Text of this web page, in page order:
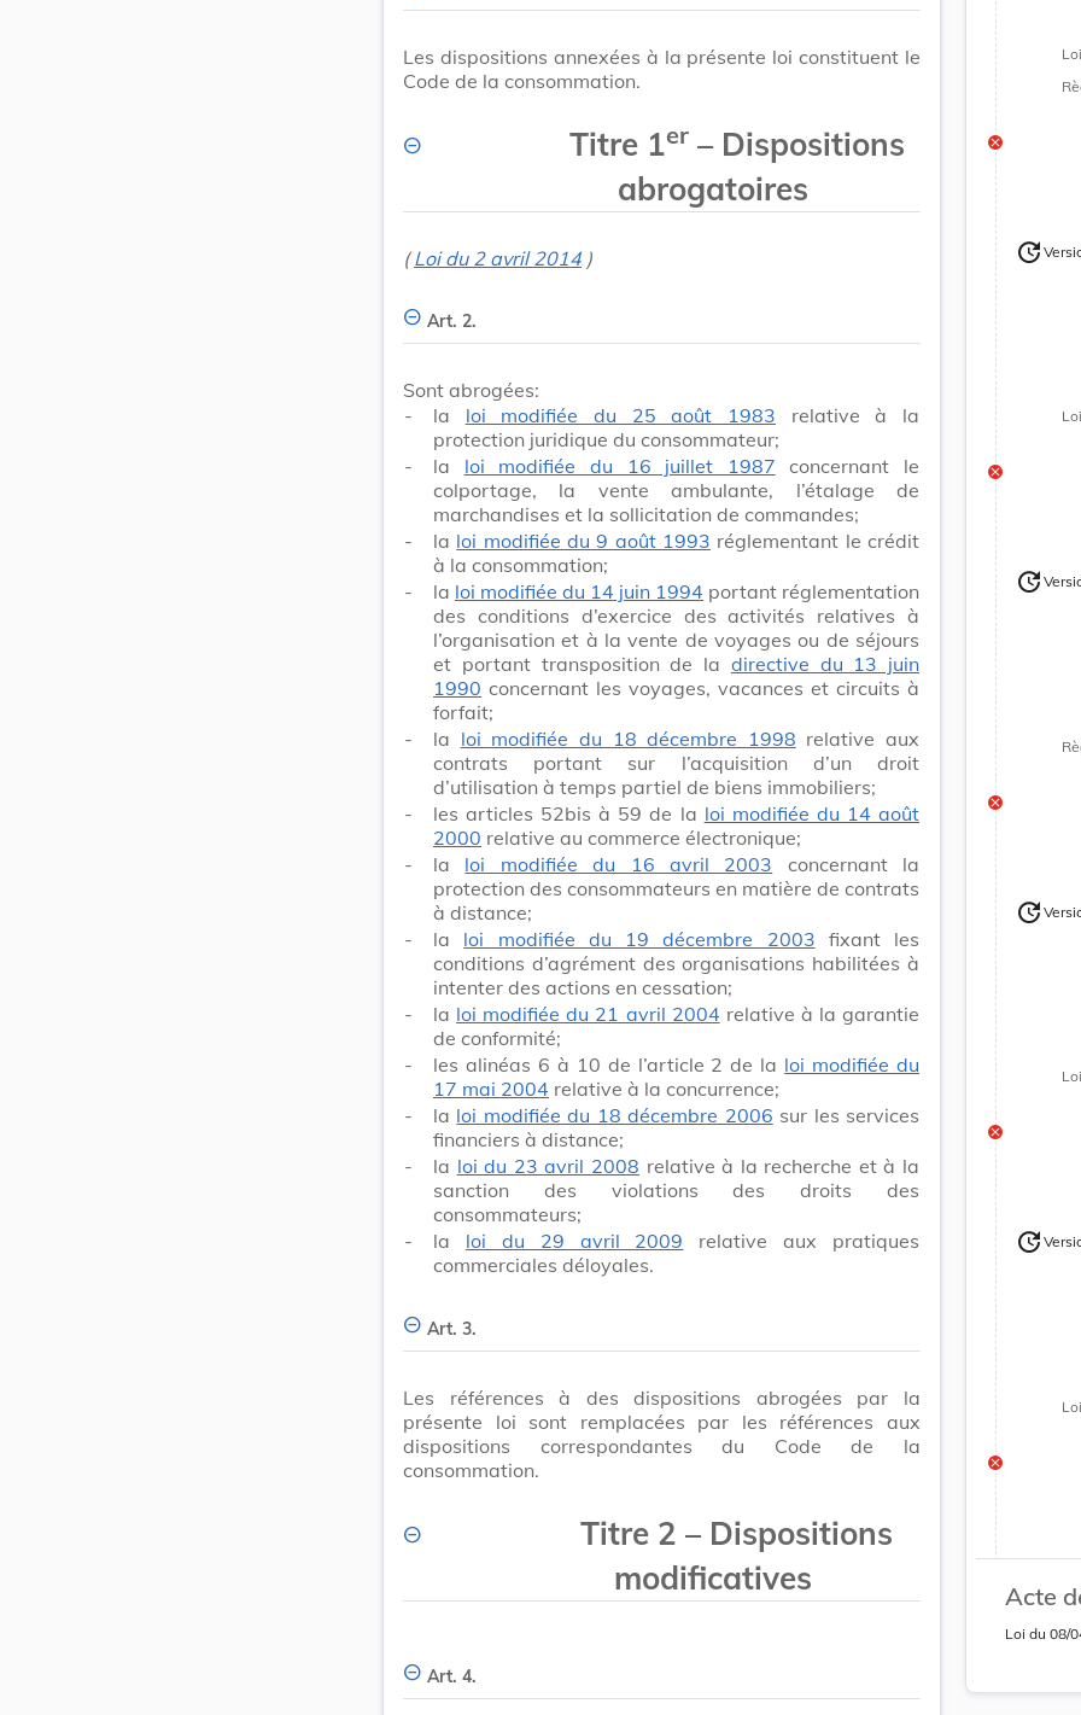
Les dispositions annexées à la présente loi constituent le
Code de la consommation.
Titre 1er– Dispositions
abrogatoires
(Loi du 2 avril 2014 )
Art. 2.
Sont abrogées:
-
la loi modifiée du 25 août 1983 relative à la
protection juridique du consommateur;
-
la loi modifiée du 16 juillet 1987 concernant le
colportage, la vente ambulante, l’étalage de
marchandises et la sollicitation de commandes;
-
la loi modifiée du 9 août 1993 réglementant le crédit
à la consommation;
-
la loi modifiée du 14 juin 1994 portant réglementation
des conditions d’exercice des activités relatives à
l’organisation et à la vente de voyages ou de séjours
et portant transposition de la directive du 13 juin
1990 concernant les voyages, vacances et circuits à
forfait;
-
la loi modifiée du 18 décembre 1998 relative aux
contrats portant sur l’acquisition d’un droit
d’utilisation à temps partiel de biens immobiliers;
-
les articles 52bis à 59 de la loi modifiée du 14 août
2000 relative au commerce électronique;
-
la loi modifiée du 16 avril 2003 concernant la
protection des consommateurs en matière de contrats
à distance;
-
la loi modifiée du 19 décembre 2003 fixant les
conditions d’agrément des organisations habilitées à
intenter des actions en cessation;
-
la loi modifiée du 21 avril 2004 relative à la garantie
de conformité;
-
les alinéas 6 à 10 de l’article 2 de la loi modifiée du
17 mai 2004 relative à la concurrence;
-
la loi modifiée du 18 décembre 2006 sur les services
financiers à distance;
-
la loi du 23 avril 2008 relative à la recherche et à la
sanction des violations des droits des
consommateurs;
-
la loi du 29 avril 2009 relative aux pratiques
commerciales déloyales.
Art. 3.
Les références à des dispositions abrogées par la
présente loi sont remplacées par les références aux
dispositions correspondantes du Code de la
consommation.
Titre 2 – Dispositions
modificatives
Art. 4.
update
update
update
update
Acte
Loi du 08/